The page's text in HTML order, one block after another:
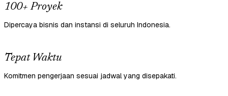
100+ Proyek
Dipercaya bisnis dan instansi di seluruh Indonesia.
Tepat Waktu
Komitmen pengerjaan sesuai jadwal yang disepakati.